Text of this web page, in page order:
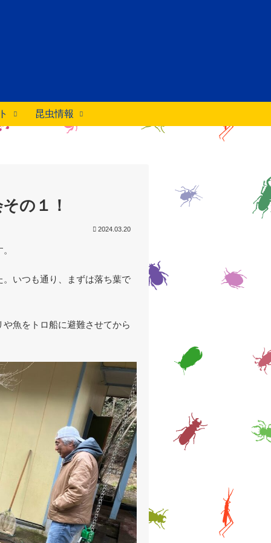
昆虫情報
の１！
2024.03.20
いつも通り、まずは落ち葉で
魚をトロ船に避難させてから